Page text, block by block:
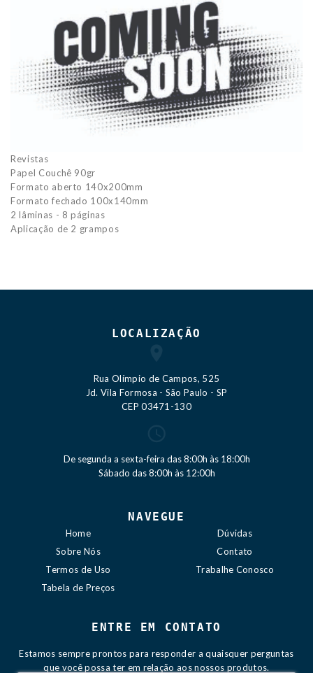
Revistas
Papel Couchê 90gr
Formato aberto 140x200mm
Formato fechado 100x140mm
2 lâminas - 8 páginas
Aplicação de 2 grampos
LOCALIZAÇÃO
Rua Olímpio de Campos, 525
Jd. Vila Formosa - São Paulo - SP
CEP 03471-130
De segunda a sexta-feira das 8:00h às 18:00h
Sábado das 8:00h às 12:00h
NAVEGUE
Home
Sobre Nós
Termos de Uso
Tabela de Preços
Dúvidas
Contato
Trabalhe Conosco
ENTRE EM CONTATO
Estamos sempre prontos para responder a quaisquer perguntas
que você possa ter em relação aos nossos produtos.